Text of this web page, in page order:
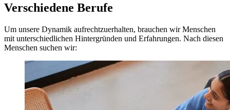
Verschiedene Berufe
Um unsere Dynamik aufrechtzuerhalten, brauchen wir Menschen
mit unterschiedlichen Hintergründen und Erfahrungen. Nach diesen
Menschen suchen wir: